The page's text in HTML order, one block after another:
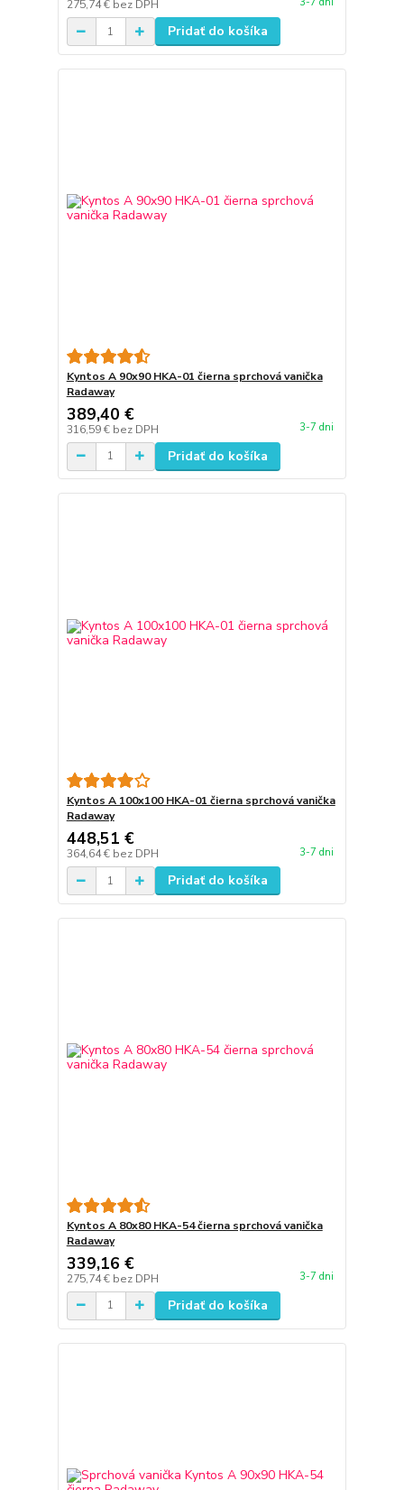
275,74 € bez DPH
Pridať do košíka
Kyntos A 90x90 HKA-01 čierna sprchová vanička
Radaway
389,40 €
316,59 € bez DPH 3-7 dni
Pridať do košíka
Kyntos A 100x100 HKA-01 čierna sprchová vanička
Radaway
448,51 €
364,64 € bez DPH 3-7 dni
Pridať do košíka
Kyntos A 80x80 HKA-54 čierna sprchová vanička
Radaway
339,16 €
275,74 € bez DPH 3-7 dni
Pridať do košíka